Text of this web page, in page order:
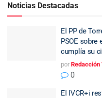
Noticias Destacadas
El PP de
PSOE sobre
cumplía su
por Redacción
0
El IVCR+i